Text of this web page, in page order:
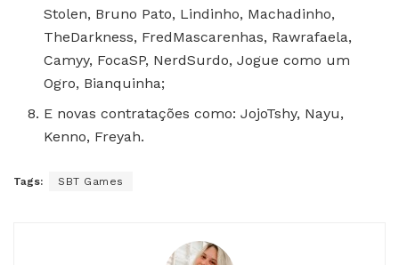
Stolen, Bruno Pato, Lindinho, Machadinho,
TheDarkness, FredMascarenhas, Rawrafaela,
Camyy, FocaSP, NerdSurdo, Jogue como um
Ogro, Bianquinha;
E novas contratações como: JojoTshy, Nayu,
Kenno, Freyah.
Tags: SBT Games